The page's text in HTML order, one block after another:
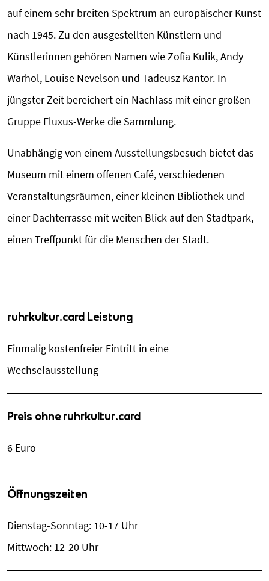
auf einem sehr breiten Spektrum an europäischer Kunst
nach 1945. Zu den ausgestellten Künstlern und
Künstlerinnen gehören Namen wie Zofia Kulik, Andy
Warhol, Louise Nevelson und Tadeusz Kantor. In
jüngster Zeit bereichert ein Nachlass mit einer großen
Gruppe Fluxus-Werke die Sammlung.
Unabhängig von einem Ausstellungsbesuch bietet das
Museum mit einem offenen Café, verschiedenen
Veranstaltungsräumen, einer kleinen Bibliothek und
einer Dachterrasse mit weiten Blick auf den Stadtpark,
einen Treffpunkt für die Menschen der Stadt.
ruhrkultur.card Leistung
Einmalig kostenfreier Eintritt in eine
Wechselausstellung
Preis ohne ruhrkultur.card
6 Euro
Öffnungszeiten
Dienstag-Sonntag: 10-17 Uhr
Mittwoch: 12-20 Uhr